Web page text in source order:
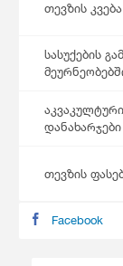
თევზის კვება
სასუქების
დანახარჯები
თევზის
Facebook